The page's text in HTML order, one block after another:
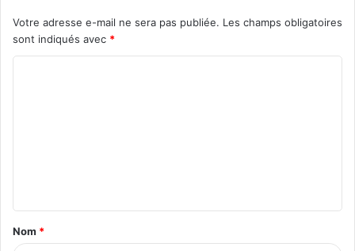
Votre adresse e-mail ne sera pas publiée. Les champs obligatoires
sont indiqués avec *
t
a
Nom *